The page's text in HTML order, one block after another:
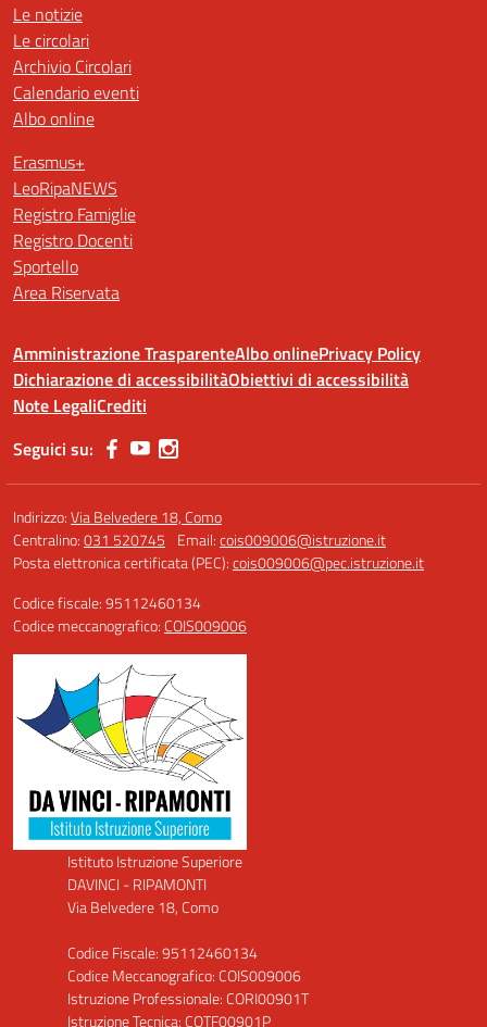
Le notizie
Le circolari
Archivio Circolari
Calendario eventi
Albo online
Erasmus+
LeoRipaNEWS
Registro Famiglie
Registro Docenti
Sportello
Area Riservata
Amministrazione TrasparenteAlbo onlinePrivacy Policy
Dichiarazione di accessibilitàObiettivi di accessibilità
Note LegaliCrediti
Seguici su:
Indirizzo:Via Belvedere 18, Como
Centralino:031 520745 Email:cois009006@istruzione.it
Posta elettronica certificata (PEC):cois009006@pec.istruzione.it
Codice fiscale: 95112460134
Codice meccanografico: COIS009006
Istituto Istruzione Superiore
DAVINCI - RIPAMONTI
Via Belvedere 18, Como
Codice Fiscale: 95112460134
Codice Meccanografico: COIS009006
Istruzione Professionale: CORI00901T
Istruzione Tecnica: COTF00901P